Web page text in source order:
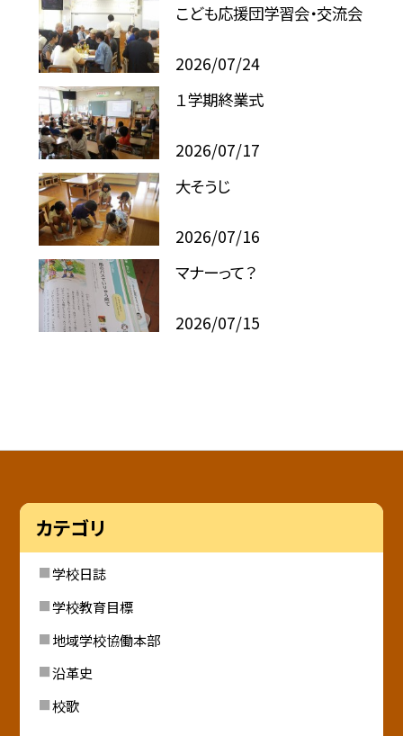
こども応援団学習会・交流会
2026/07/24
１学期終業式
2026/07/17
大そうじ
2026/07/16
マナーって？
2026/07/15
カテゴリ
学校日誌
学校教育目標
地域学校協働本部
沿革史
校歌